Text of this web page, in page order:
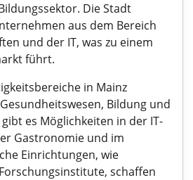
Die Stadt
aus dem Bereich
und der IT, was zu einem
führt.
in Mainz
Bildung und
es Möglichkeiten in der IT-
Gastronomie und im
Einrichtungen, wie
schaffen